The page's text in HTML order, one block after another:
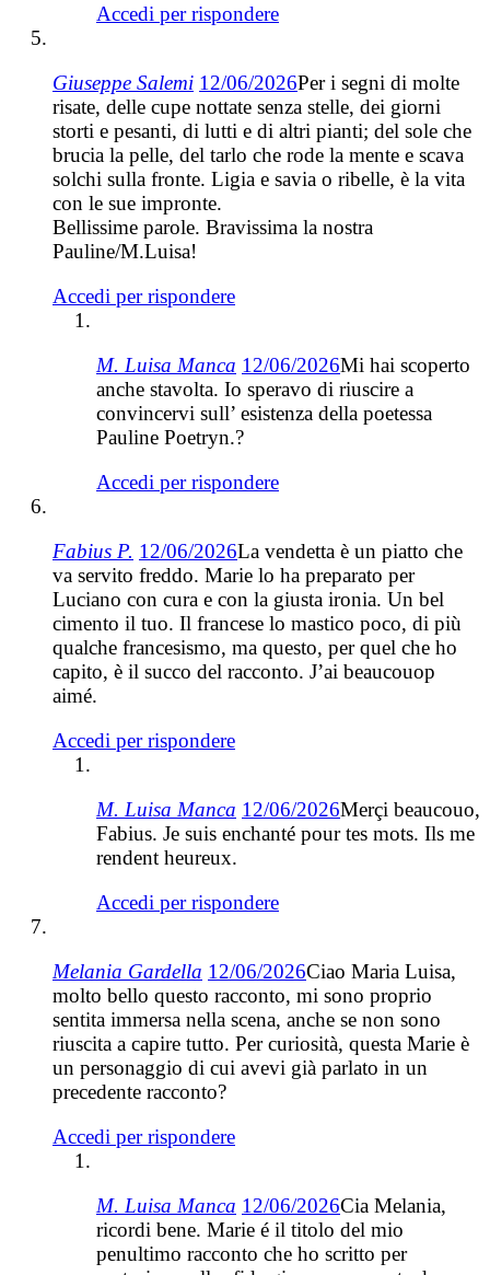
Accedi per rispondere
Giuseppe Salemi 12/06/2026Per i segni di molte
risate, delle cupe nottate senza stelle, dei giorni
storti e pesanti, di lutti e di altri pianti; del sole che
brucia la pelle, del tarlo che rode la mente e scava
solchi sulla fronte. Ligia e savia o ribelle, è la vita
con le sue impronte.
Bellissime parole. Bravissima la nostra
Pauline/M.Luisa!
Accedi per rispondere
M. Luisa Manca 12/06/2026Mi hai scoperto
anche stavolta. Io speravo di riuscire a
convincervi sull’ esistenza della poetessa
Pauline Poetryn.?
Accedi per rispondere
Fabius P. 12/06/2026La vendetta è un piatto che
va servito freddo. Marie lo ha preparato per
Luciano con cura e con la giusta ironia. Un bel
cimento il tuo. Il francese lo mastico poco, di più
qualche francesismo, ma questo, per quel che ho
capito, è il succo del racconto. J’ai beaucouop
aimé.
Accedi per rispondere
M. Luisa Manca 12/06/2026Merçi beaucouo,
Fabius. Je suis enchanté pour tes mots. Ils me
rendent heureux.
Accedi per rispondere
Melania Gardella 12/06/2026Ciao Maria Luisa,
molto bello questo racconto, mi sono proprio
sentita immersa nella scena, anche se non sono
riuscita a capire tutto. Per curiosità, questa Marie è
un personaggio di cui avevi già parlato in un
precedente racconto?
Accedi per rispondere
M. Luisa Manca 12/06/2026Cia Melania,
ricordi bene. Marie é il titolo del mio
penultimo racconto che ho scritto per